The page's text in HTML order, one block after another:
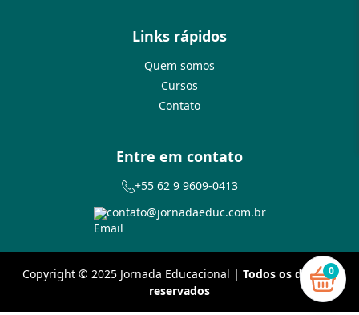
0
Links rápidos
Quem somos
Cursos
Contato
Entre em contato
+55 62 9 9609-0413
contato@jornadaeduc.com.br
Copyright © 2025 Jornada Educacional | Todos os direitos
reservados